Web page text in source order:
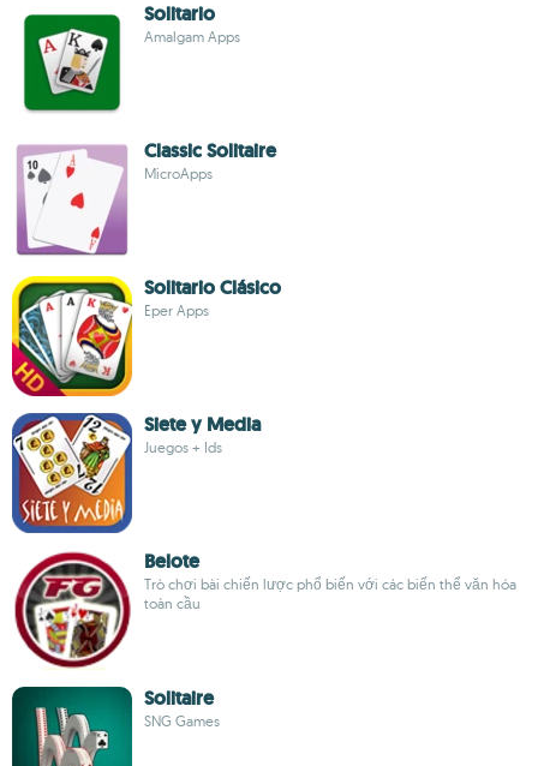
Solitario
Amalgam Apps
Classic Solitaire
MicroApps
Solitario Clásico
Eper Apps
Siete y Media
Juegos + Ids
Belote
Trò chơi bài chiến lược phổ biến với các biến thể văn hóa
toàn cầu
Solitaire
SNG Games